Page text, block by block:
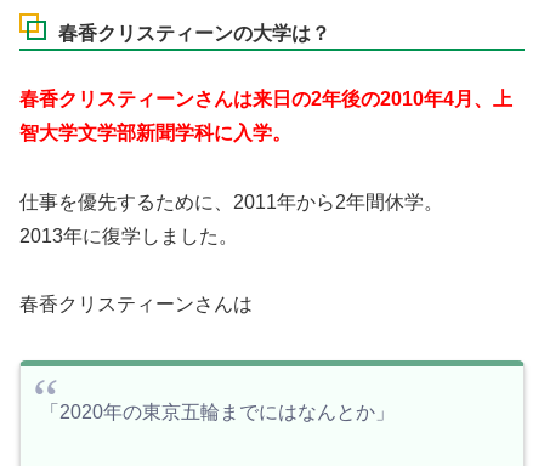
春香クリスティーンの大学は？
春香クリスティーンさんは来日の2年後の2010年4月、上
智大学文学部新聞学科に入学。
仕事を優先するために、2011年から2年間休学。
2013年に復学しました。
春香クリスティーンさんは
「2020年の東京五輪までにはなんとか」